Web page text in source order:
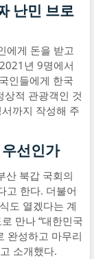
난민 브로
에게 돈을 받고
년 9명에서
인들에게 한국
상적 관광객인 것
까지 작성해 주
선인가
산 북갑 국회의
고 한다. 더불어
도 열겠다는 계
만나 “대한민국
완성하고 마무리
소개했다.